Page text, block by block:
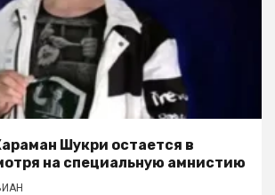
Шукри остается в
на специальную амнистию